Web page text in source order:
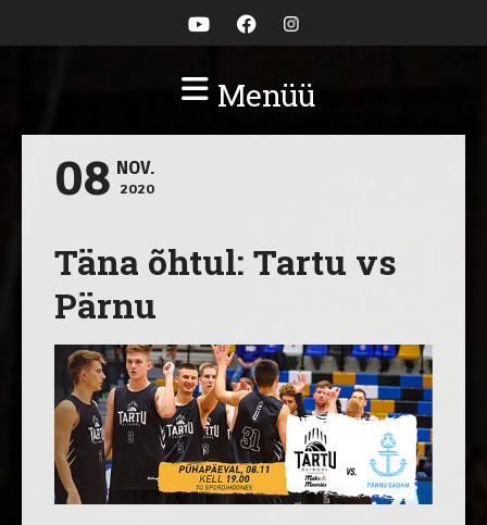
Menüü
08 NOV.
2020
Täna õhtul: Tartu vs
Pärnu